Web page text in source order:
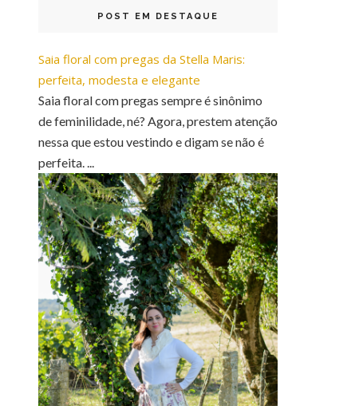
POST EM DESTAQUE
Saia floral com pregas da Stella Maris:
perfeita, modesta e elegante
Saia floral com pregas sempre é sinônimo
de feminilidade, né? Agora, prestem atenção
nessa que estou vestindo e digam se não é
perfeita. ...